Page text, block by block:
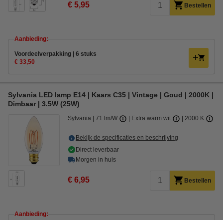
€ 5,95 Bestellen
Aanbieding:
Voordeelverpakking | 6 stuks
€ 33,50
Sylvania LED lamp E14 | Kaars C35 | Vintage | Goud | 2000K |
Dimbaar | 3.5W (25W)
Sylvania 71 lm/W Extra warm wit 2000 K
Bekijk de specificaties en beschrijving
Direct leverbaar
Morgen in huis
€ 6,95 Bestellen
Aanbieding: